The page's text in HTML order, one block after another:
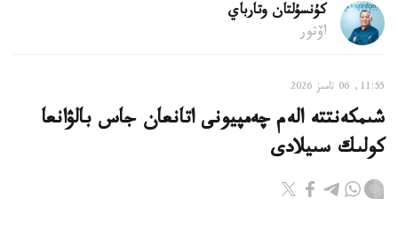
كۇنسۇلتان وتارباي
اۆتور
11:55, 06 تامىز 2026
شىمكەنتتە الەم چەمپيونى اتانعان جاس بالۋانعا
كولىك سىيلادى